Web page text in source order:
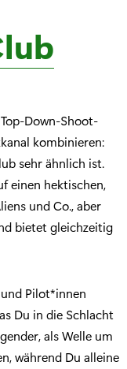
Down-Shoot-
kombinieren:
sehr ähnlich ist.
einen hektischen,
und Co., aber
bietet gleichzeitig
Pilot*innen
Du in die Schlacht
als Welle um
während Du alleine